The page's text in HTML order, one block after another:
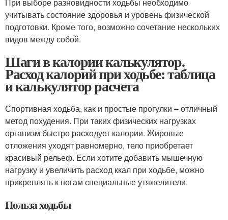
учитывать состояние здоровья и уровень физической
подготовки. Кроме того, возможно сочетание нескольких
видов между собой.
Шаги в калории калькулятор.
Расход калорий при ходьбе: таблица
и калькулятор расчета
Спортивная ходьба, как и простые прогулки – отличный
метод похудения. При таких физических нагрузках
организм быстро расходует калории. Жировые
отложения уходят равномерно, тело приобретает
красивый рельеф. Если хотите добавить мышечную
нагрузку и увеличить расход ккал при ходьбе, можно
прикреплять к ногам специальные утяжелители.
Польза ходьбы